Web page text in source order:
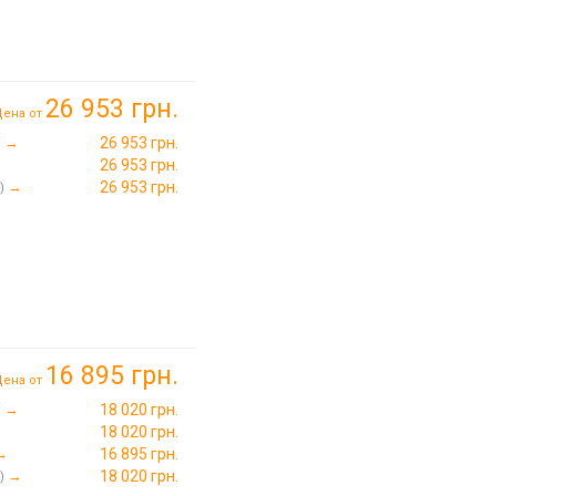
от 26 953 грн.
→ 26 953 грн.
26 953 грн.
→ 26 953 грн.
от 16 895 грн.
→ 18 020 грн.
18 020 грн.
16 895 грн.
→ 18 020 грн.